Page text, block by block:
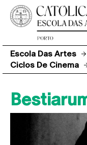
Escola Das Artes
Ciclos De Cinema